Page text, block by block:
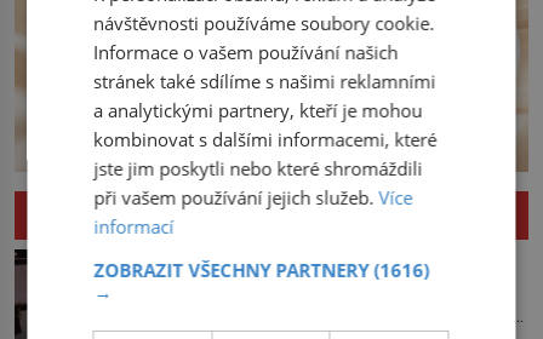
ZAJÍMAVOSTI
Kde se vzalo námořnické tetování?
návštěvnosti používáme soubory cookie.
Informace o vašem používání našich
stránek také sdílíme s našimi reklamními
a analytickými partnery, kteří je mohou
kombinovat s dalšími informacemi, které
jste jim poskytli nebo které shromáždili
při vašem používání jejich služeb.Více
informací
ZOBRAZIT VŠECHNY PARTNERY(1616)
→